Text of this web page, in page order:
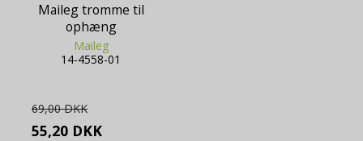
Maileg tromme til
ophæng
Maileg
14-4558-01
69,00 DKK
55,20 DKK